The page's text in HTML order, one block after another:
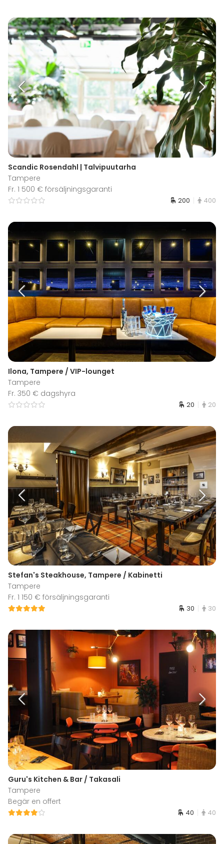
Scandic Rosendahl | Talvipuutarha
Tampere
Fr. 1 500 € försäljningsgaranti
200 400
Ilona, Tampere / VIP-lounget
Tampere
Fr. 350 € dagshyra
20 20
Stefan's Steakhouse, Tampere / Kabinetti
Tampere
Fr. 1 150 € försäljningsgaranti
30 30
Guru's Kitchen & Bar / Takasali
Tampere
Begär en offert
40 40